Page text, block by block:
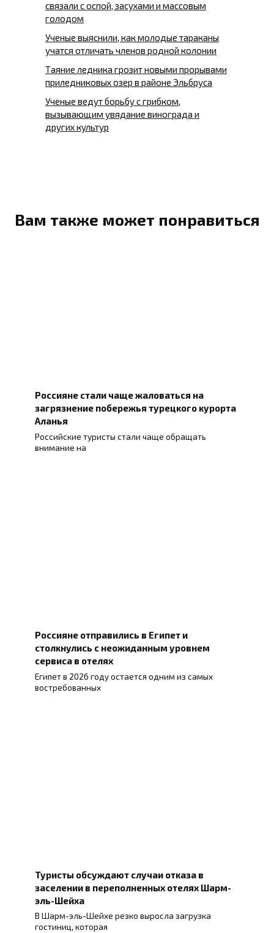
связали с оспой, засухами и массовым
голодом
Ученые выяснили, как молодые тараканы
учатся отличать членов родной колонии
Таяние ледника грозит новыми прорывами
приледниковых озер в районе Эльбруса
Ученые ведут борьбу с грибком,
вызывающим увядание винограда и
других культур
Вам также может понравиться
Россияне стали чаще жаловаться на
загрязнение побережья турецкого курорта
Аланья
Российские туристы стали чаще обращать
внимание на
Россияне отправились в Египет и
столкнулись с неожиданным уровнем
сервиса в отелях
Египет в 2026 году остается одним из самых
востребованных
Туристы обсуждают случаи отказа в
заселении в переполненных отелях Шарм-
эль-Шейха
В Шарм-эль-Шейхе резко выросла загрузка
гостиниц, которая